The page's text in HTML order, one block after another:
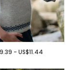
- US$11.44